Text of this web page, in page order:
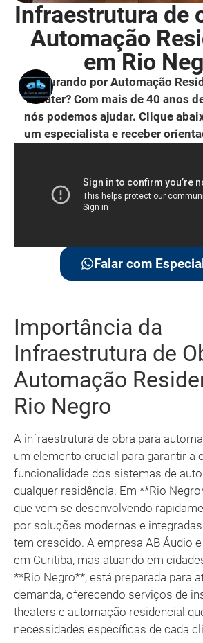
Infraestrutura de
Automação
em Rio
Procurando por Automação
Theater? Com mais de 40 anos
nós podemos ajudar. Clique
um especialista e receber
Falar com
Importância da
Infraestrutura de
Automação
Rio Negro
A infraestrutura de obra para
um elemento crucial para garantir a
funcionalidade dos sistemas de
qualquer residência. Em **Rio
que vem se desenvolvendo
por soluções modernas e
tem crescido. A empresa AB Áudio
em Curitiba, mas atuando em
**Rio Negro**, está preparada para
demanda, oferecendo serviços de
theaters e automação residencial
necessidades específicas de cada